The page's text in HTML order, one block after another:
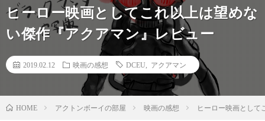
ヒーロー映画としてこれ以上は望めな
い傑作『アクアマン』レビュー
2019.02.12 映画の感想 DCEU アクアマン
HOME アクトンボーイの部屋 映画の感想 ヒーロー映画として